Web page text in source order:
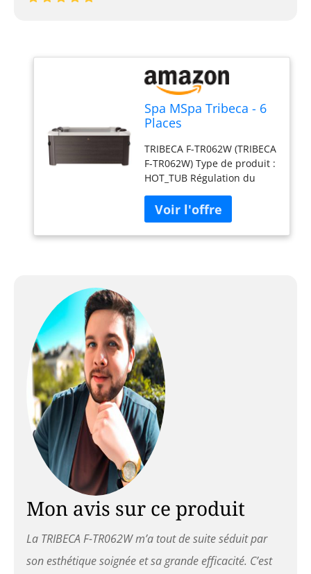
Spa MSpa Tribeca - 6
Places
TRIBECA F-TR062W (TRIBECA
F-TR062W) Type de produit :
HOT_TUB Régulation du
débit du bain à remous (3
vitesses) Puissance de l'air :
720 W. Vitesse de jet
variable Dimensions : 1,60
Mon avis sur ce produit
La TRIBECA F-TR062W m’a tout de suite séduit par
son esthétique soignée et sa grande efficacité. C’est